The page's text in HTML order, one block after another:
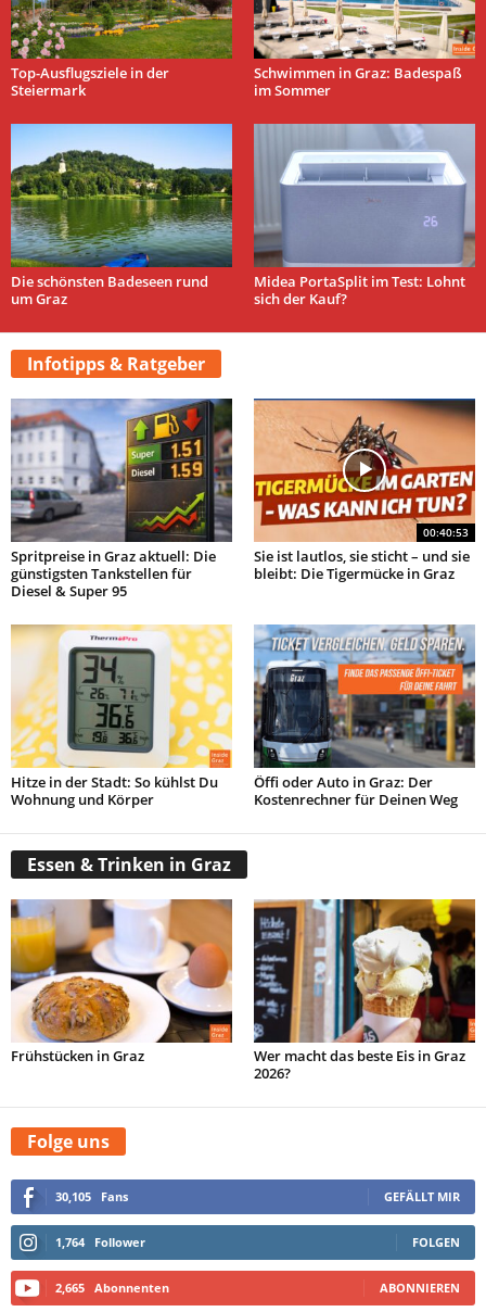
Top-Ausflugsziele in der
Steiermark
Schwimmen in Graz: Badespaß
im Sommer
Die schönsten Badeseen rund
um Graz
Midea PortaSplit im Test: Lohnt
sich der Kauf?
Infotipps & Ratgeber
Spritpreise in Graz aktuell: Die
günstigsten Tankstellen für
Diesel & Super 95
00:40:53
Sie ist lautlos, sie sticht – und sie
bleibt: Die Tigermücke in Graz
Hitze in der Stadt: So kühlst Du
Wohnung und Körper
Öffi oder Auto in Graz: Der
Kostenrechner für Deinen Weg
Essen & Trinken in Graz
Frühstücken in Graz
Wer macht das beste Eis in Graz
2026?
Folge uns
30,105 Fans GEFÄLLT MIR
1,764 Follower FOLGEN
2,665 Abonnenten ABONNIEREN